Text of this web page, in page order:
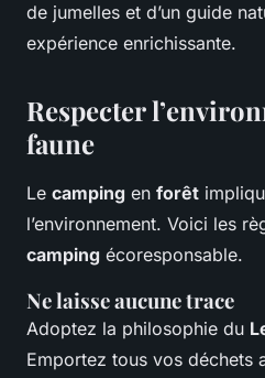
de jumelles et d’un guide
expérience enrichissante.
Respecter
faune
Le camping en forêt
l’environnement. Voici les
camping écoresponsable.
Ne laisse aucune trace
Adoptez la philosophie du
Emportez tous vos déchets